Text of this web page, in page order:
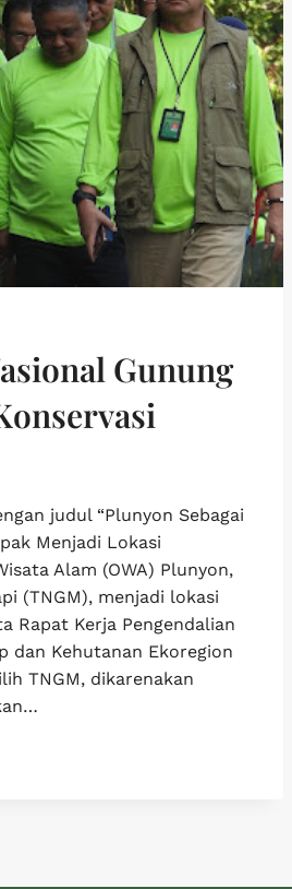
Gunung
judul “Plunyon Sebagai
Menjadi Lokasi
Alam (OWA) Plunyon,
(TNGM), menjadi lokasi
Rapat Kerja Pengendalian
dan Kehutanan Ekoregion
TNGM, dikarenakan